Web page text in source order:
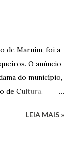
de Maruim, foi a
O anúncio
do município,
de Cultura,
presença dos
LEIA MAIS »